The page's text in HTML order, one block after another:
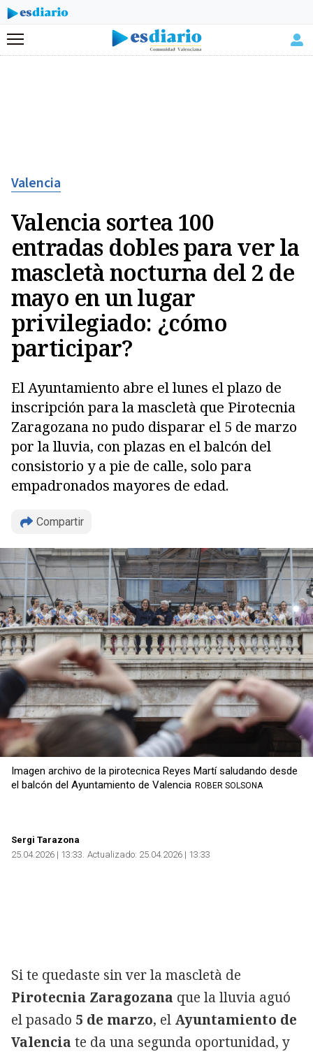
Menú
Valencia
Valencia sortea 100
entradas dobles para ver la
mascletà nocturna del 2 de
mayo en un lugar
privilegiado: ¿cómo
participar?
El Ayuntamiento abre el lunes el plazo de
inscripción para la mascletà que Pirotecnia
Zaragozana no pudo disparar el 5 de marzo
por la lluvia, con plazas en el balcón del
consistorio y a pie de calle, solo para
empadronados mayores de edad.
Compartir
Copiar
Imagen archivo de la pirotecnica Reyes Martí saludando desde
el balcón del Ayuntamiento de Valencia ROBER SOLSONA
Sergi Tarazona
25.04.2026 | 13:33 Actualizado: 25.04.2026 | 13:33
Si te quedaste sin ver la mascletà de
Pirotecnia Zaragozana que la lluvia aguó
el pasado 5 de marzo, el Ayuntamiento de
Valencia te da una segunda oportunidad, y